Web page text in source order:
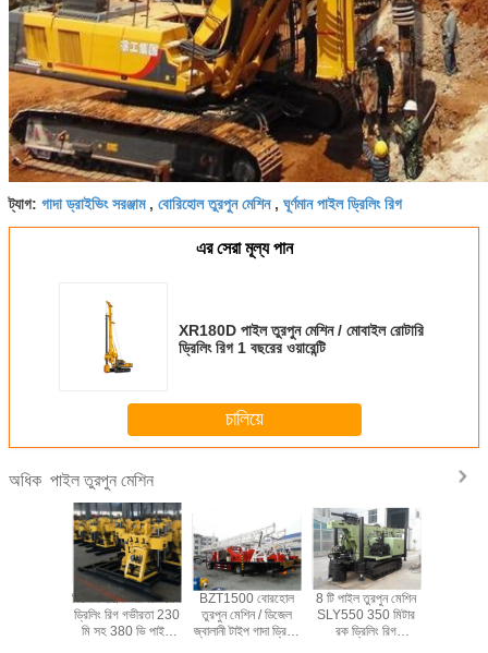
ট্যাগ: গাদা ড্রাইভিং সরঞ্জাম, বোরিহোল তুরপুন মেশিন, ঘূর্ণমান পাইল ড্রিলিং রিগ
এর সেরা মূল্য পান
XR180D পাইল তুরপুন মেশিন / মোবাইল রোটারি
ড্রিলিং রিগ 1 বছরের ওয়ারেন্টি
চালিয়ে
অধিক পাইল তুরপুন মেশিন
ডিজেল ইঞ্জিন ওয়াটার ওয়েল
ড্রিলিং রিগ গভীরতা 230
মি সহ 380 ভি পাইল
BZT1500 বোরহোল
তুরপুন মেশিন / ডিজেল
জ্বালানী টাইপ গাদা ড্রিলিং
8 টি পাইল তুরপুন মেশিন
SLY550 350 মিটার
রক ড্রিলিং রিগ